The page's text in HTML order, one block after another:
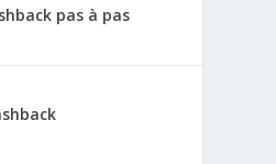
pas à pas